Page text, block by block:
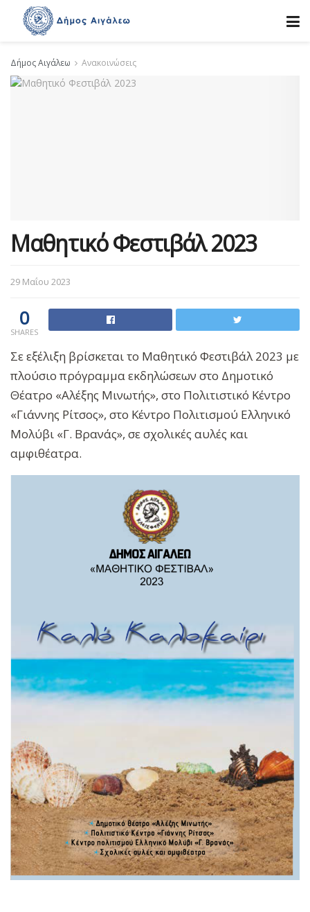
Δήμος Αιγάλεω Ανακοινώσεις
Μαθητικό Φεστιβάλ 2023
29 Μαΐου 2023
0
SHARES
Σε εξέλιξη βρίσκεται το Μαθητικό Φεστιβάλ 2023 με
πλούσιο πρόγραμμα εκδηλώσεων στο Δημοτικό
Θέατρο «Αλέξης Μινωτής», στο Πολιτιστικό Κέντρο
«Γιάννης Ρίτσος», στο Κέντρο Πολιτισμού Ελληνικό
Μολύβι «Γ. Βρανάς», σε σχολικές αυλές και
αμφιθέατρα.